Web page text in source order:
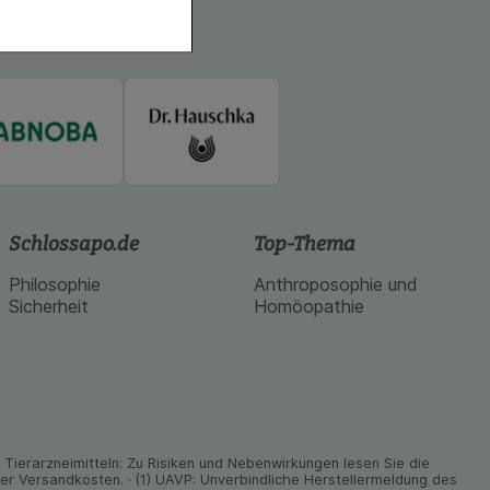
an bevorzugte
zu betreiben.
Nutzung
können, den
Schlossapo.de
Philosophie
Sicherheit
Top-Thema
Anthroposophie und
Homöopathie
Zu Risiken und Neben­wirkungen lesen Sie die
· (1) UAVP: Unverbindliche Herstellermeldung des